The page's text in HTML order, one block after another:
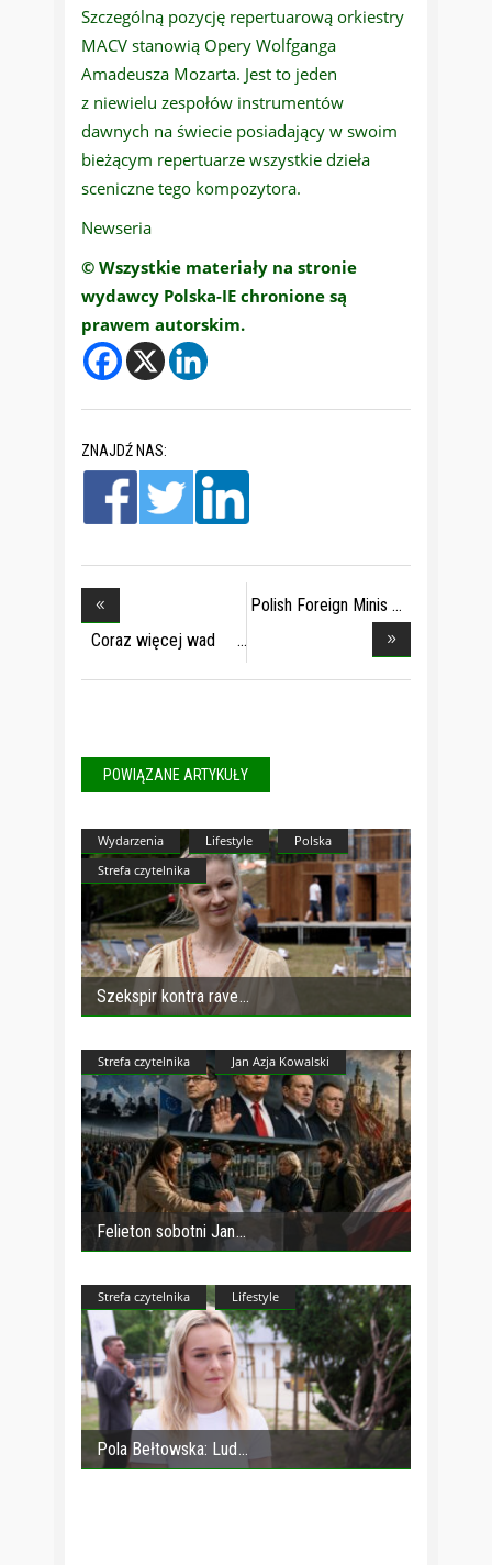
Szczególną pozycję repertuarową orkiestry
MACV stanowią Opery Wolfganga
Amadeusza Mozarta. Jest to jeden
z niewielu zespołów instrumentów
dawnych na świecie posiadający w swoim
bieżącym repertuarze wszystkie dzieła
sceniczne tego kompozytora.
Newseria
© Wszystkie materiały na stronie
wydawcy Polska-IE chronione są
prawem autorskim.
ZNAJDŹ NAS:
Coraz więcej wad
wy
Polish Foreign Minis
POWIĄZANE ARTYKUŁY
Wydarzenia Lifestyle
Polska
Strefa czytelnika
Szekspir kontra rave
Strefa czytelnika Jan Azja Kowalski
Felieton sobotni Jan
Strefa czytelnika Lifestyle
Pola Bełtowska: Lud